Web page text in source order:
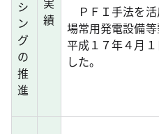
シ
ン
グ
の
推
進
績
ＰＦＩ手法を
場常用発電設備等
平成１７年４月
した。